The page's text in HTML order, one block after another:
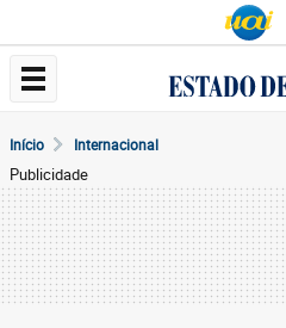
Início Internacional
Publicidade